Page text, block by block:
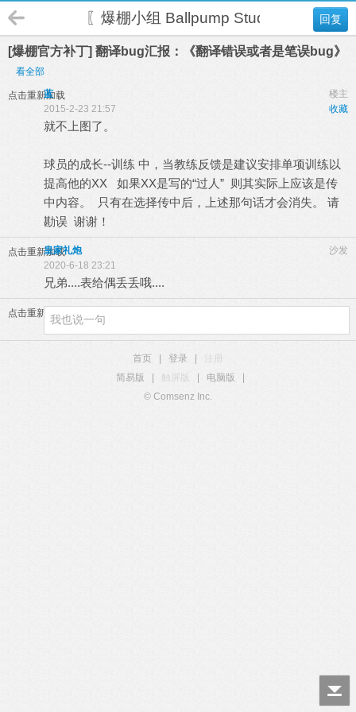
回复
〖爆棚小组 Ballpump Studio〗
[爆棚官方补丁] 翻译bug汇报：《翻译错误或者是笔误bug》
看全部
点击重新加载 楼主
蓝
收藏
2015-2-23 21:57
就不上图了。
球员的成长--训练 中，当教练反馈是建议安排单项训练以
提高他的XX 如果XX是写的“过人” 则其实际上应该是传
中内容。 只有在选择传中后，上述那句话才会消失。 请
勘误 谢谢！
点击重新加载 沙发
皇家礼炮
2020-6-18 23:21
兄弟....表给偶丢丢哦....
点击重新加载
首页 登录
简易版
触屏版 电脑版
© Comsenz Inc.